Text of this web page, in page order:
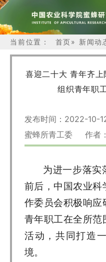
当前位置： 首页» 新闻动
喜迎二十大 青年齐
组织青年职
发布时间：2022-10-
蜜蜂所青工委 作者
为进一步落实
前后，中国农业科
作委员会积极响应
青年职工在全所范
活动，共同打造
境。